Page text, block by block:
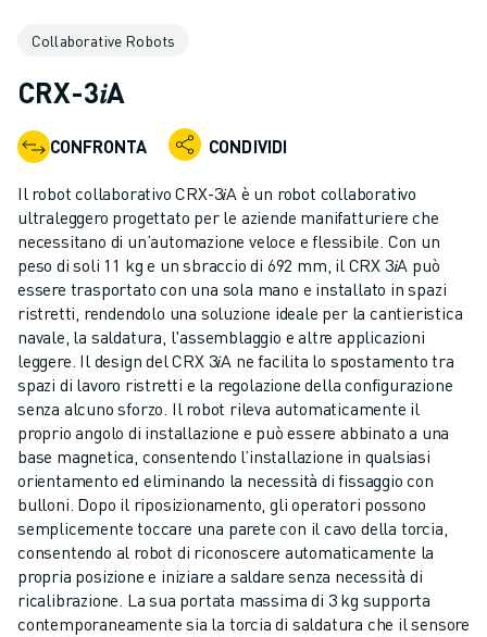
GAMMA ROBOTICA
ACCESSORI PER ROBOT
SOFTWARE ROBOTICO
SOFTWARE DI SIMULAZIONE
PRODOTTI DI ROBOTICA PER EDUCATION
AUTOMAZIONE ROBOTICA
ROBOT DI SALDATURA AD ARCO
ROBOT ANTROPOMORFI
SERIE ARC MATE
SERIE M-900
ROBOT DELTA
ROBOT PER ALIMENTI E CAMERE BIANCHE
ROBOT PER LA VERNICIATURA
ROBOT PER LA PALLETTIZZAZIONE
ROBOT SCARA
CENTRI DI LAVORAZIONE CNC COMPATTI
TROVA ROBODRILL
CENTRI DI LAVORAZIONE CNC COMPATTI ROBODRILL
HARDWARE ROBODRILL
MANUTENZIONE PREVENTIVA DI ROBODRILL
Collaborative Robots
CRX-3𝑖A
CONFRONTA CONDIVIDI
Il robot collaborativo CRX-3𝑖A è un robot collaborativo
ultraleggero progettato per le aziende manifatturiere che
necessitano di un’automazione veloce e flessibile. Con un
peso di soli 11 kg e un sbraccio di 692 mm, il CRX 3𝑖A può
essere trasportato con una sola mano e installato in spazi
ristretti, rendendolo una soluzione ideale per la cantieristica
navale, la saldatura, l'assemblaggio e altre applicazioni
leggere. Il design del CRX 3𝑖A ne facilita lo spostamento tra
spazi di lavoro ristretti e la regolazione della configurazione
senza alcuno sforzo. Il robot rileva automaticamente il
proprio angolo di installazione e può essere abbinato a una
base magnetica, consentendo l’installazione in qualsiasi
orientamento ed eliminando la necessità di fissaggio con
bulloni. Dopo il riposizionamento, gli operatori possono
semplicemente toccare una parete con il cavo della torcia,
consentendo al robot di riconoscere automaticamente la
propria posizione e iniziare a saldare senza necessità di
ricalibrazione. La sua portata massima di 3 kg supporta
contemporaneamente sia la torcia di saldatura che il sensore